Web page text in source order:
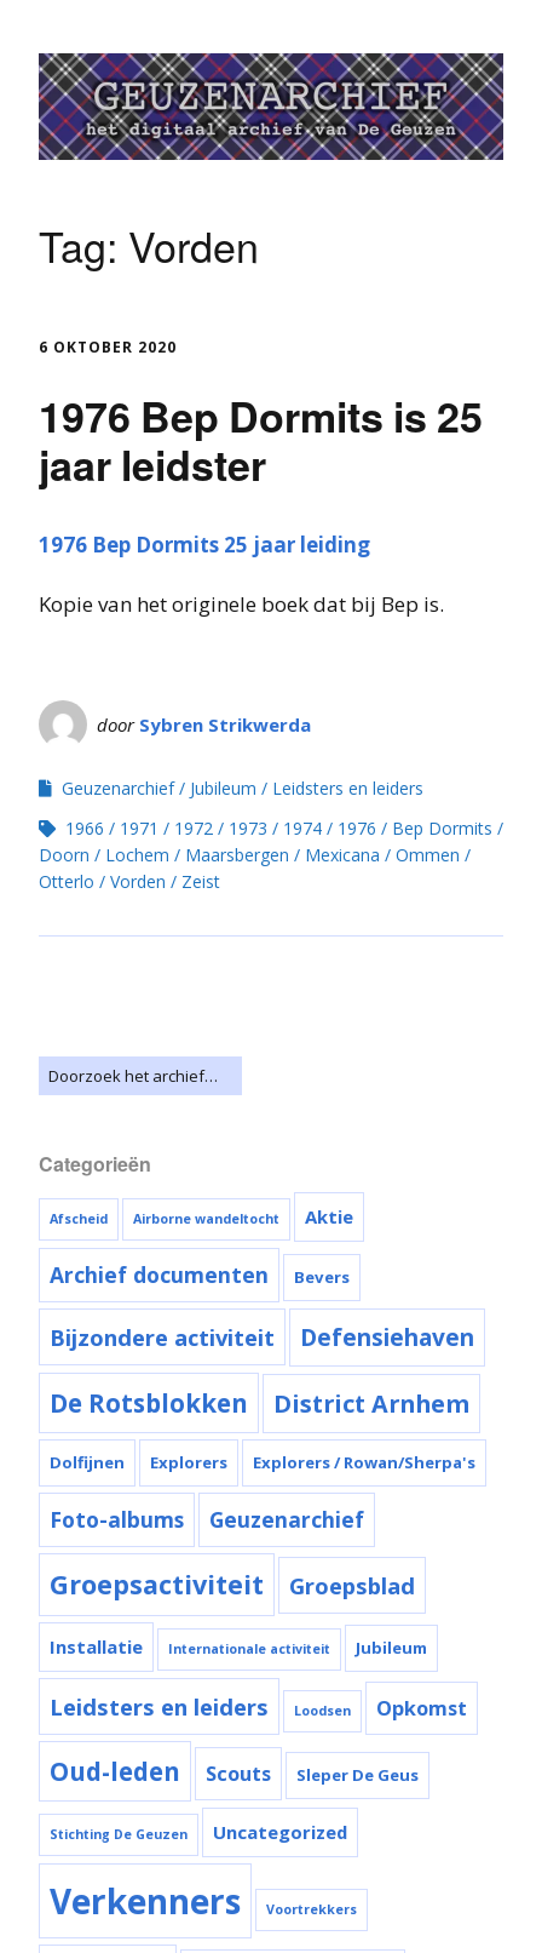
Tag: Vorden
6 OKTOBER 2020
1976 Bep Dormits is 25
jaar leidster
1976 Bep Dormits 25 jaar leiding
Kopie van het originele boek dat bij Bep is.
door Sybren Strikwerda
Geuzenarchief Jubileum
Leidsters en leiders
1966
1971 1972 1973 1974 1976
Bep Dormits
Doorn
Lochem Maarsbergen Mexicana
Ommen
Otterlo
Vorden Zeist
Categorieën
Afscheid Airborne wandeltocht Aktie
Archief documenten Bevers
Bijzondere activiteit Defensiehaven
De Rotsblokken District Arnhem
Dolfijnen Explorers Explorers / Rowan/Sherpa's
Foto-albums Geuzenarchief
Groepsactiviteit Groepsblad
Installatie Internationale activiteit Jubileum
Leidsters en leiders Loodsen Opkomst
Oud-leden Scouts Sleper De Geus
Stichting De Geuzen Uncategorized
Verkenners Voortrekkers